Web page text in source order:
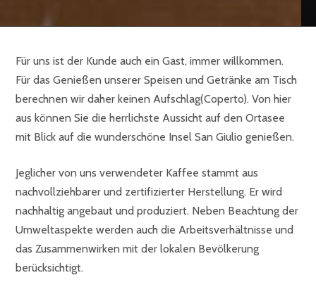
Für uns ist der Kunde auch ein Gast, immer willkommen.
Für das Genießen unserer Speisen und Getränke am Tisch
berechnen wir daher keinen Aufschlag(Coperto). Von hier
aus können Sie die herrlichste Aussicht auf den Ortasee
mit Blick auf die wunderschöne Insel San Giulio genießen.
Jeglicher von uns verwendeter Kaffee stammt aus
nachvollziehbarer und zertifizierter Herstellung. Er wird
nachhaltig angebaut und produziert. Neben Beachtung der
Umweltaspekte werden auch die Arbeitsverhältnisse und
das Zusammenwirken mit der lokalen Bevölkerung
berücksichtigt.